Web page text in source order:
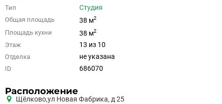
Тип Студия
Общая площадь 38 м2
Площадь кухни 38 м2
Этаж 13 из 10
Отделка не указана
ID 686070
Расположение
Щёлково,ул Новая Фабрика, д 25